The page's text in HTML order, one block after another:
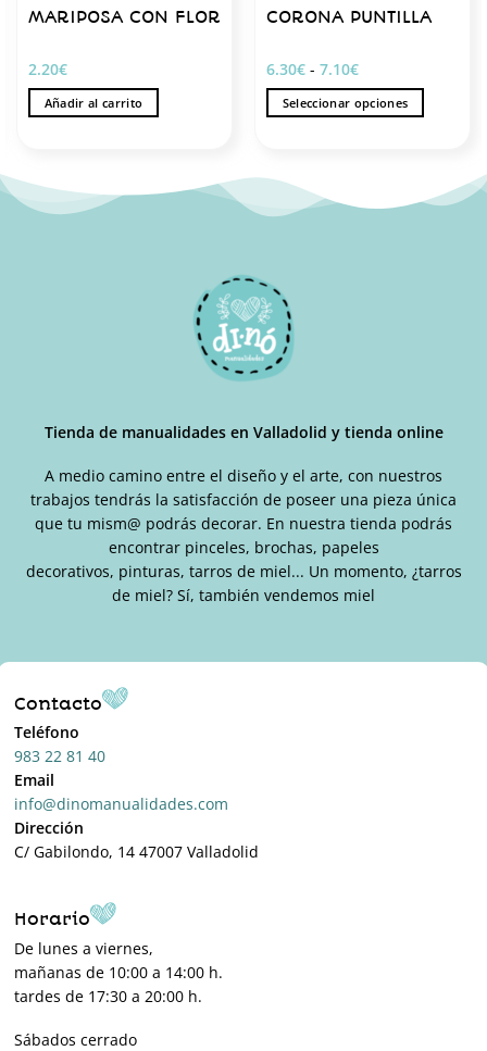
MARIPOSA CON FLOR
2.20€
Añadir al carrito
CORONA PUNTILLA
6.30€ - 7.10€Rango
de
precios:
desde
6.30€
Seleccionar opciones
tiene
múltiples
variantes.
se
pueden
elegir
en
la
de
Tienda de manualidades en Valladolid y tienda online
A medio camino entre el diseño y el arte, con nuestros
trabajos tendrás la satisfacción de poseer una pieza única
que tu mism@ podrás decorar. En nuestra tienda podrás
encontrar pinceles, brochas, papeles
decorativos, pinturas, tarros de miel... Un momento, ¿tarros
de miel? Sí, también vendemos miel
Contacto
Teléfono
983 22 81 40
Email
info@dinomanualidades.com
Dirección
C/ Gabilondo, 14 47007 Valladolid
Horario
De lunes a viernes,
mañanas de 10:00 a 14:00 h.
tardes de 17:30 a 20:00 h.
Sábados cerrado